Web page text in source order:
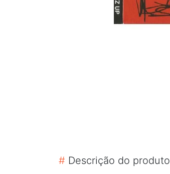
# Descrição do produto